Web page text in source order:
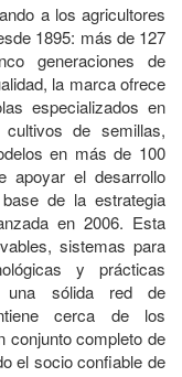
a los agricultores
1895: más de 127
generaciones de
la marca ofrece
especializados en
de semillas,
en más de 100
apoyar el desarrollo
de la estrategia
en 2006. Esta
sistemas para
y prácticas
una sólida red de
cerca de los
conjunto completo de
el socio confiable de